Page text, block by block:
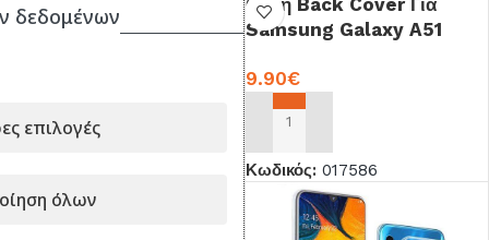
Θήκη Back Cover Για
Samsung Galaxy A42
ΠΡΟΣΘΉΚΗ ΣΤΟ ΚΑΛΆΘΙ
Θήκη Back Cover Για
Samsung Galaxy A51
9.90€
ΠΡΟΣΘΉΚΗ ΣΤΟ ΚΑΛΆΘΙ
Κωδικός: 017586
δεδομένων
επιλογές
όλων